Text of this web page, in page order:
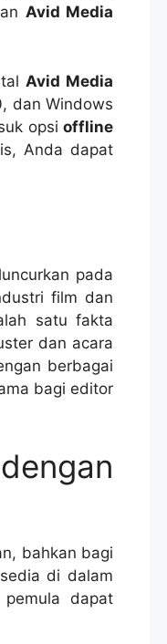
Avid Media
Avid Media
dan Windows
opsi offline
Anda dapat
pada
film dan
satu fakta
dan acara
berbagai
bagi editor
bahkan bagi
di dalam
dapat